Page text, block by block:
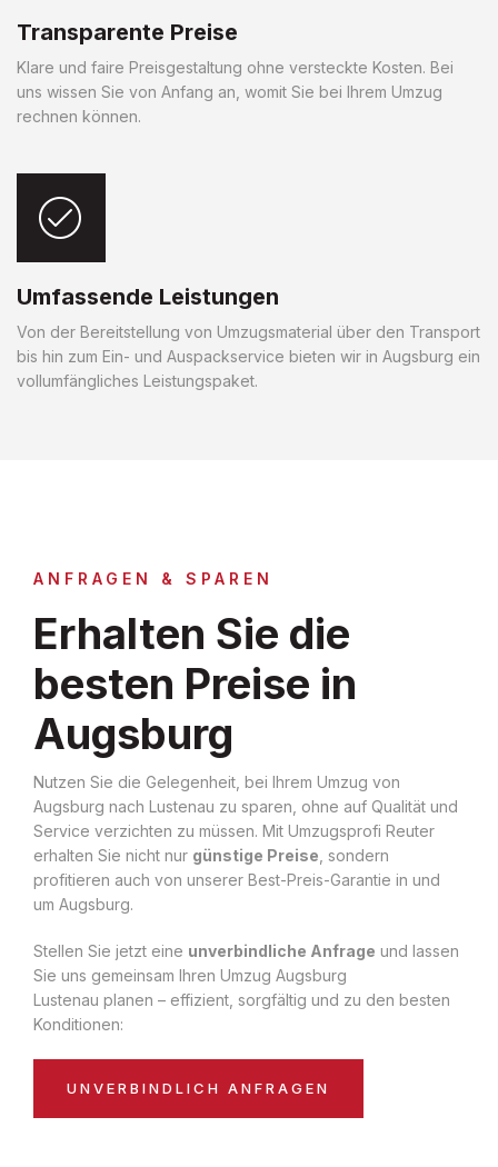
Transparente Preise
Klare und faire Preisgestaltung ohne versteckte Kosten. Bei
uns wissen Sie von Anfang an, womit Sie bei Ihrem Umzug
rechnen können.
Umfassende Leistungen
Von der Bereitstellung von Umzugsmaterial über den Transport
bis hin zum Ein- und Auspackservice bieten wir in Augsburg ein
vollumfängliches Leistungspaket.
ANFRAGEN & SPAREN
Erhalten Sie die
besten Preise in
Augsburg
Nutzen Sie die Gelegenheit, bei Ihrem Umzug von
Augsburg nach Lustenau zu sparen, ohne auf Qualität und
Service verzichten zu müssen. Mit Umzugsprofi Reuter
erhalten Sie nicht nur günstige Preise , sondern
profitieren auch von unserer Best-Preis-Garantie in und
um Augsburg.
Stellen Sie jetzt eine unverbindliche Anfrage und lassen
Sie uns gemeinsam Ihren Umzug Augsburg
Lustenau planen – effizient, sorgfältig und zu den besten
Konditionen:
UNVERBINDLICH ANFRAGEN